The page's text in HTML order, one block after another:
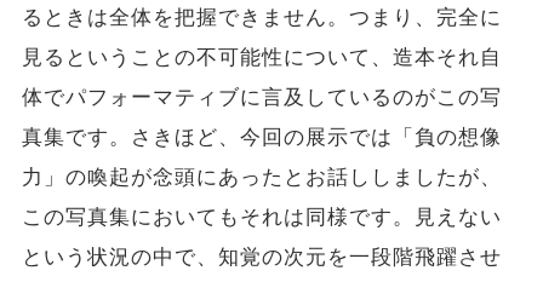
るときは全体を把握できません。つまり、完全に
見るということの不可能性について、造本それ自
体でパフォーマティブに言及しているのがこの写
真集です。さきほど、今回の展示では「負の想像
力」の喚起が念頭にあったとお話ししましたが、
この写真集においてもそれは同様です。見えない
という状況の中で、知覚の次元を一段階飛躍させ